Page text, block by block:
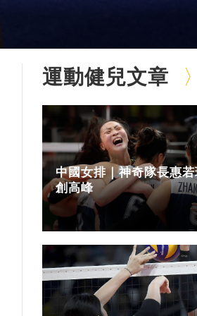
運動健兒文章
中國女排｜神奇隊長惠
創高峰